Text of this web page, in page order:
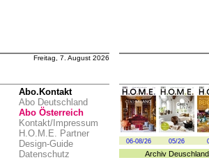
Freitag, 7. August 2026
Abo.Kontakt
Abo Deutschland
Abo Österreich
Kontakt/Impressum
H.O.M.E. Partner
Design-Guide
Datenschutz
06-08/26 05/26
Archiv Deuschland